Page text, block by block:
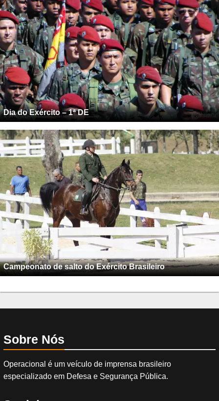
Dia do Exército – 1ª DE
Campeonato de salto do Exército Brasileiro
Sobre Nós
Operacional é um veículo de imprensa brasileiro
especializado em Defesa e Segurança Pública.